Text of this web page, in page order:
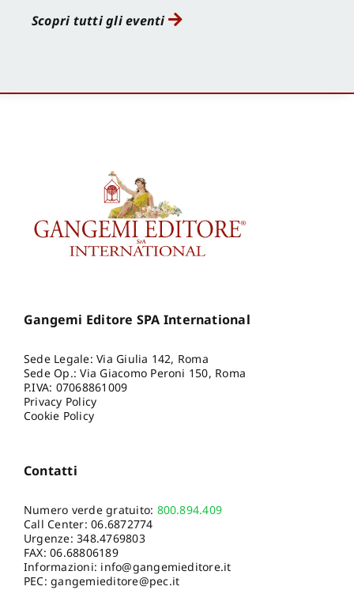
Scopri tutti gli eventi
Gangemi Editore SPA International
Sede Legale: Via Giulia 142, Roma
Sede Op.: Via Giacomo Peroni 150, Roma
P.IVA: 07068861009
Privacy Policy
Cookie Policy
Contatti
Numero verde gratuito: 800.894.409
Call Center:06.6872774
Urgenze:348.4769803
FAX: 06.68806189
Informazioni: info@gangemieditore.it
PEC: gangemieditore@pec.it